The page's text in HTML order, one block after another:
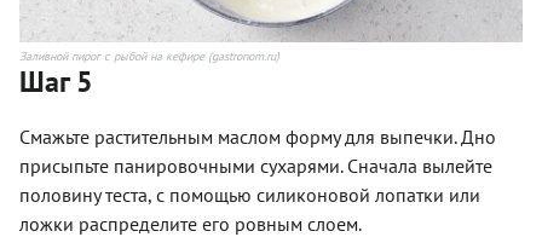
Заливной пирог с рыбой на кефире (gastronom.ru)
Шаг 5
Смажьте растительным маслом форму для выпечки. Дно
присыпьте панировочными сухарями. Сначала вылейте
половину теста, с помощью силиконовой лопатки или
ложки распределите его ровным слоем.